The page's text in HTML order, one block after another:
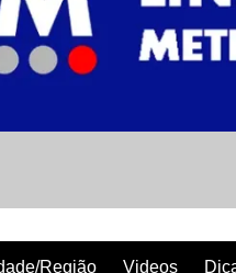
Região Videos